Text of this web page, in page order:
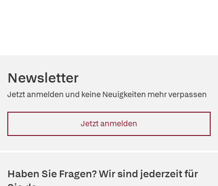
Newsletter
Jetzt anmelden und keine Neuigkeiten mehr verpassen
Jetzt anmelden
Haben Sie Fragen? Wir sind jederzeit für